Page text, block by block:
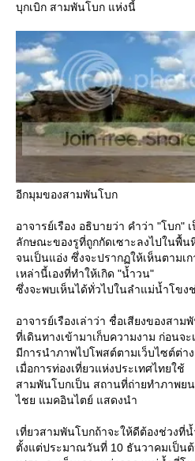
บุกเบิก สามพันโบก แห่งนี้
อีกมุมของสามพันโบก
อาจารย์เรือง อธิบายว่า คำว่า "โบก"
ลักษณะของรูที่ถูกกัดเซาะลงไปในพื้น
จนเป็นแอ่ง ซึ่งจะปรากฏให้เห็นตามเ
เหล่านี้เองที่ทำให้เกิด "น้ำวน"
ซึ่งจะพบเห็นได้ทั่วไปในลำแม่น้ำโขง
อาจารย์เรืองเล่าว่า ชื่อเสียงของสา
ที่เดินทางเข้ามาเก็บความงาม ก่อนจะ
มีการนำภาพไปโพสต์ตามเว็บไซต์ต่า
เมื่อการท่องเที่ยวแห่งประเทศไทยใช้
สามพันโบกเป็น สถานที่ถ่ายทำภาพย
ไชย แมคอินไตย์ แสดงนำ
เที่ยวสามพันโบกถ้าจะให้ดีต้องช่วงที่
ตั้งแต่ประมาณวันที่ 10 ธันวาคมเป็น